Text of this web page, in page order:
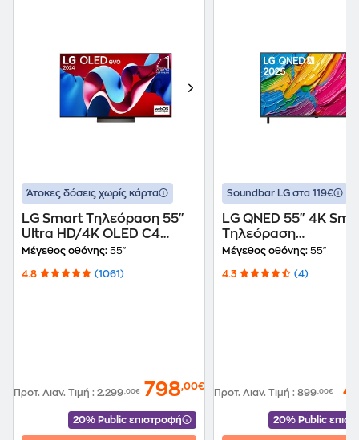
Άτοκες δόσεις χωρίς κάρτα
LG Smart Τηλεόραση 55"
Ultra HD/4K OLED C4
2024 (OLED55C46LA)
Μέγεθος οθόνης: 55"
4.8 (1061)
Προτ. Λιαν. Τιμή : 2.299,00€ 798,00€
20% Public επιστροφή
Soundbar LG στα 119€
LG QNED 55" 4K
Τηλεόραση
55QNED80A6A
Μέγεθος οθόνης: 55"
4.3 (4)
Προτ. Λιαν. Τιμή : 899,00€
20% Public